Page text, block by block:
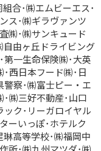
合･㈱エムビーエス･
ス･㈱ギラヴァンツ
㈱･㈱サンキュード
自由ヶ丘ドライビング
第一生命保険㈱･大英
西日本フード㈱･日
警察･㈱富士ピー・エ
･㈱三好不動産･山口
ック･リーガロイヤル
ーいっぽ･ホテルク
高等学校･㈱福岡中